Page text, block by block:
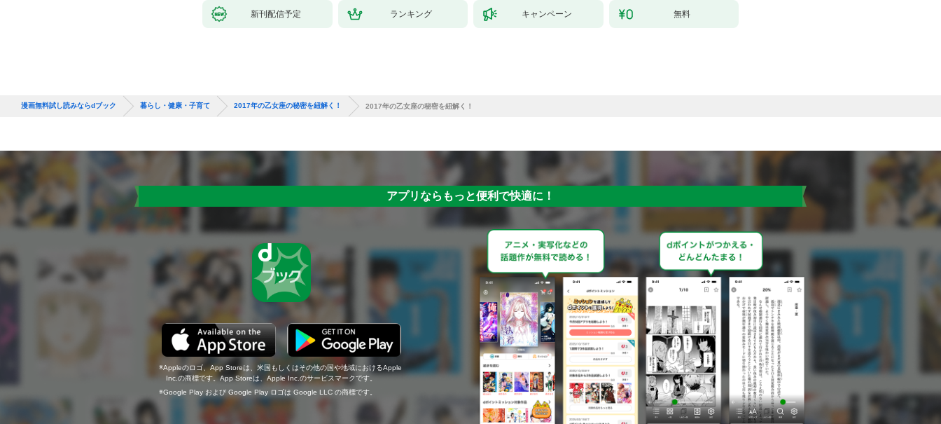
新刊配信予定 ランキング キャンペーン 無料
漫画無料試し読みならdブック 暮らし・健康・子育て 2017年の乙女座の秘密を紐解く！ 2017年の乙女座の秘密を紐解く！
アプリならもっと便利で快適に！
Appleのロゴ、App Storeは、米国もしくはその他の国や地域におけるApple
Inc.の商標です。App Storeは、Apple Inc.のサービスマークです。
Google Play および Google Play ロゴは Google LLC の商標です。